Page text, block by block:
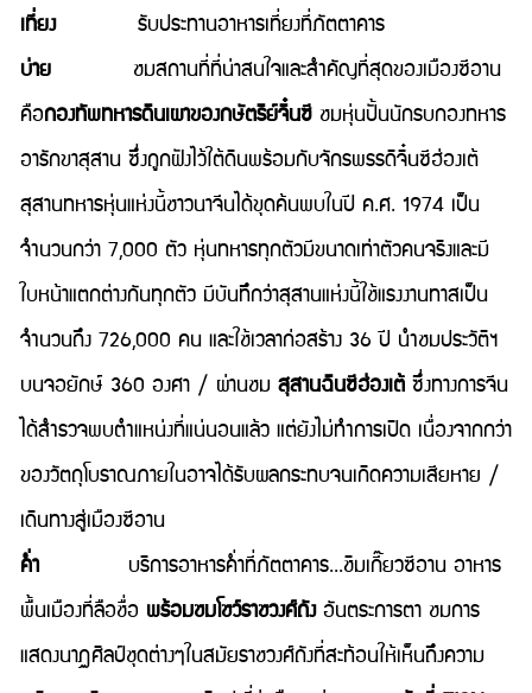
เที่ยง
รับประทานอาหารเที่ยงที่ภัตตาคาร
บ่าย ชมสถานที่ที่น่าสนใจและสำคัญที่สุดของเมืองซีอาน
คือกองทัพทหารดินเผาของกษัตริย์จิ๋นซี ชมหุ่นปั้นนักรบกองทหาร
อารักขาสุสาน ซึ่งถูกฝังไว้ใต้ดินพร้อมกับจักรพรรดิจิ๋นซีฮ่องเต้
สุสานทหารหุ่นแห่งนี้ชาวนาจีนได้ขุดค้นพบในปี ค.ศ. 1974 เป็น
จำนวนกว่า 7,000 ตัว หุ่นทหารทุกตัวมีขนาดเท่าตัวคนจริงและมี
ใบหน้าแตกต่างกันทุกตัว มีบันทึกว่าสุสานแห่งนี้ใช้แรงงานทาสเป็น
จำนวนถึง 726,000 คน และใช้เวลาก่อสร้าง 36 ปี นำชมประวัติฯ
บนจอยักษ์ 360 องศา / ผ่านชม สุสานฉินซีฮ่องเต้ ซึ่งทางการจีน
ได้สำรวจพบตำแหน่งที่แน่นอนแล้ว แต่ยังไม่ทำการเปิด เนื่องจากกว่า
ของวัตถุโบราณภายในอาจได้รับผลกระทบจนเกิดความเสียหาย /
เดินทางสู่เมืองซีอาน
ค่ำบริการอาหารค่ำที่ภัตตาคาร...ชิมเกี๊ยวซีอาน อาหาร
พื้นเมืองที่ลือชื่อ พร้อมชมโชว์ราชวงศ์ถังอันตระการตา ชมการ
แสดงนาฏศิลป์ชุดต่างๆในสมัยราชวงศ์ถังที่สะท้อนให้เห็นถึงความ